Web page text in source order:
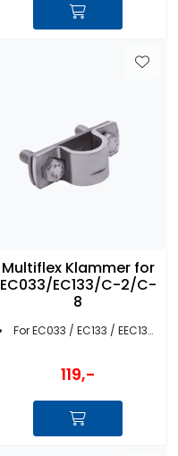
Multiflex Klammer for
EC033/EC133/C-2/C-
8
For EC033 / EC133 / EEC133 kontrollkabler
119,-